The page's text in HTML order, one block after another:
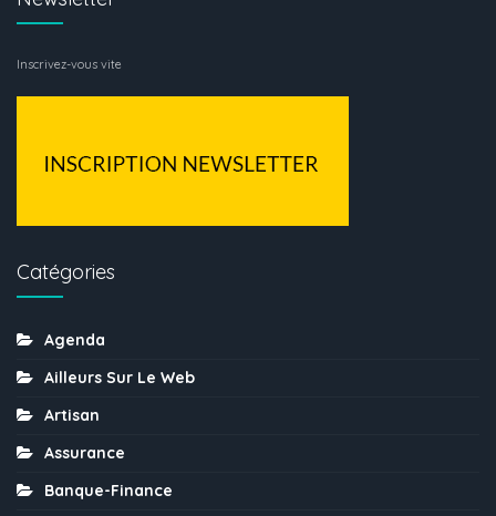
Inscrivez-vous vite
Catégories
Agenda
Ailleurs Sur Le Web
Artisan
Assurance
Banque-Finance